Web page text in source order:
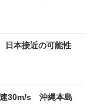
日本接近の可能性
速30m/s 沖縄本島